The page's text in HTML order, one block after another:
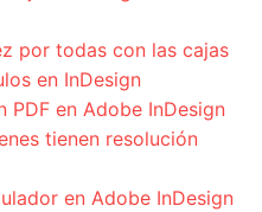
por todas con las cajas
en InDesign
en Adobe InDesign
tienen resolución
en Adobe InDesign